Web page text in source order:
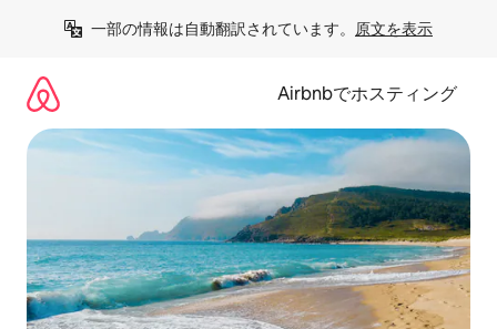
一部の情報は自動翻訳されています。 原文を表示
Airbnbでホスティング